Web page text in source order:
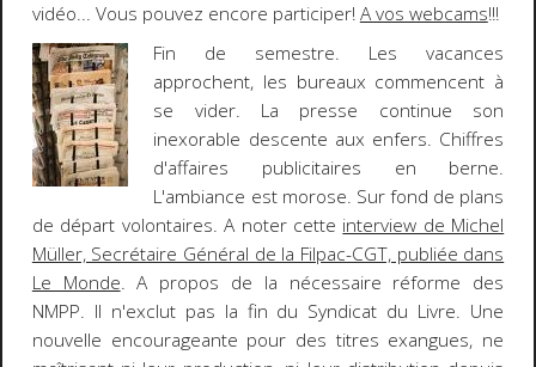
vidéo... Vous pouvez encore participer!A vos webcams!!!
Fin de semestre. Les vacances
approchent, les bureaux commencent à
se vider. La presse continue son
inexorable descente aux enfers. Chiffres
d'affaires publicitaires en berne.
L'ambiance est morose. Sur fond de plans
de départ volontaires. A noter cette interview de Michel
Müller, Secrétaire Général de la Filpac-CGT, publiée dans
Le Monde. A propos de la nécessaire réforme des
NMPP. Il n'exclut pas la fin du Syndicat du Livre. Une
nouvelle encourageante pour des titres exangues, ne